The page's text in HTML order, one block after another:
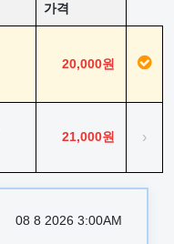
가격
20,000원
21,000원 ›
08 8 2026 3:00AM